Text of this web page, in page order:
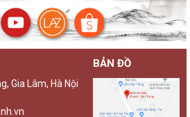
Bảo Khánh với các loại đèn ngủ
đèn ngủ thông thường,đèn gốm
sản phẩm độc bản, lưu giữ giá trị
Gia Lâm, Hà Nội
BẢN ĐỒ